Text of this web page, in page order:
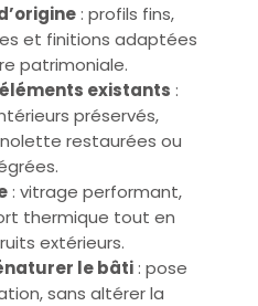
: profils fins,
et finitions adaptées
patrimoniale.
existants :
préservés,
restaurées ou
: vitrage performant,
thermique tout en
extérieurs.
le bâti: pose
sans altérer la